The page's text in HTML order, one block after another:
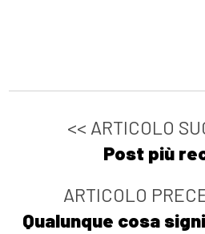
<< ARTICOLO
Post più
ARTICOLO
Qualunque cosa